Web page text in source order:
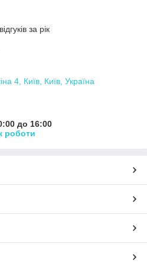
за рік
4, Київ, Київ, Україна
до 16:00
роботи